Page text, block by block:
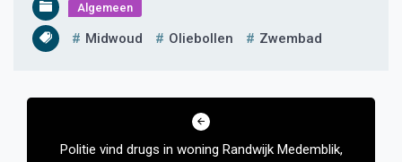
Algemeen
Midwoud Oliebollen Zwembad
Bericht
Politie vind drugs in woning Randwijk Medemblik,